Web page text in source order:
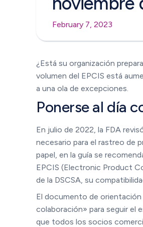
February 7, 2023
¿Está su organización
volumen del EPCIS está
a una ola de excepciones.
Ponerse al día
En julio de 2022, la FDA
necesario para el rastreo de
papel, en la guía se
EPCIS (Electronic Product
de la DSCSA, su
El documento de
colaboración» para seguir el
que todos los socios